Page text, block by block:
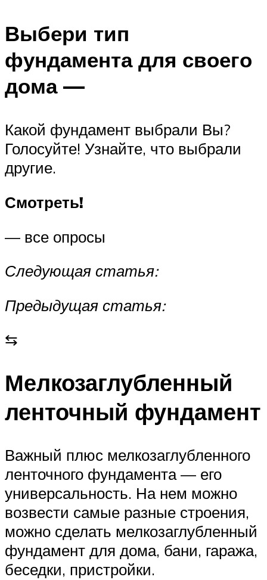
Выбери тип
фундамента для своего
дома —
Какой фундамент выбрали Вы?
Голосуйте! Узнайте, что выбрали
другие.
Смотреть!
— все опросы
Следующая статья:
Предыдущая статья:
⇆
Мелкозаглубленный
ленточный фундамент
Важный плюс мелкозаглубленного
ленточного фундамента — его
универсальность. На нем можно
возвести самые разные строения,
можно сделать мелкозаглубленный
фундамент для дома, бани, гаража,
беседки, пристройки.